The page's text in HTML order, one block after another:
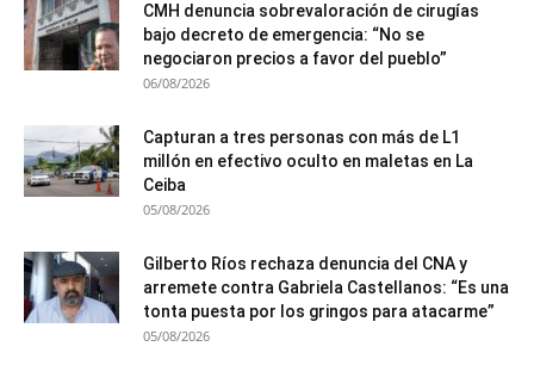
CMH denuncia sobrevaloración de cirugías
bajo decreto de emergencia: “No se
negociaron precios a favor del pueblo”
06/08/2026
Capturan a tres personas con más de L1
millón en efectivo oculto en maletas en La
Ceiba
05/08/2026
Gilberto Ríos rechaza denuncia del CNA y
arremete contra Gabriela Castellanos: “Es una
tonta puesta por los gringos para atacarme”
05/08/2026